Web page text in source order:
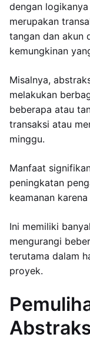
dengan
merupakan
tangan dan akun
kemungkinan
Misalnya,
melakukan
beberapa atau
transaksi atau
minggu.
Manfaat
peningkatan
keamanan
Ini memiliki
mengurangi
terutama dalam
proyek.